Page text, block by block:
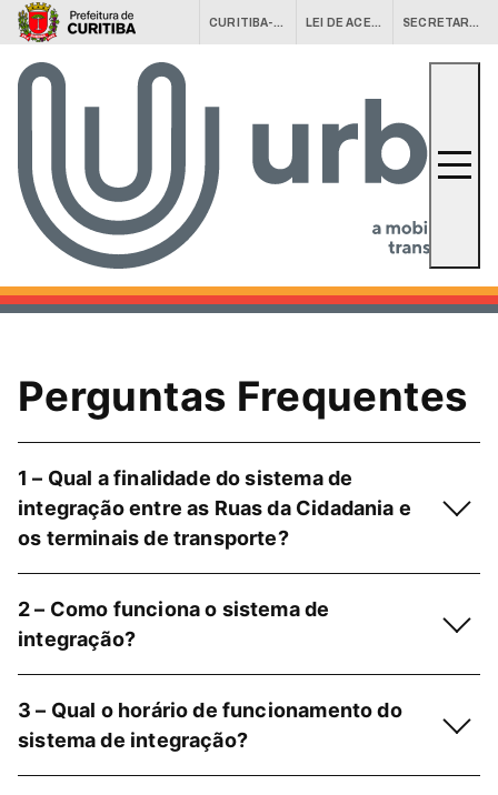
CURITIBA-OUVE LEI DE ACESSO À INFORMAÇÃO (LAI) SECRETARIAS MUNICIPAIS
Conheça a URBS
URBS Agora
Perguntas Frequentes
1 – Qual a finalidade do sistema de
integração entre as Ruas da Cidadania e
os terminais de transporte?
2 – Como funciona o sistema de
integração?
3 – Qual o horário de funcionamento do
sistema de integração?